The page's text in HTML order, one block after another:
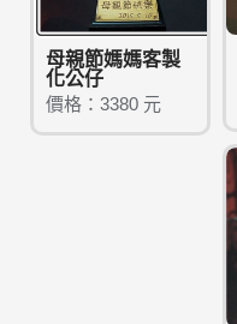
母親節媽媽客製
化公仔
價格：3380 元